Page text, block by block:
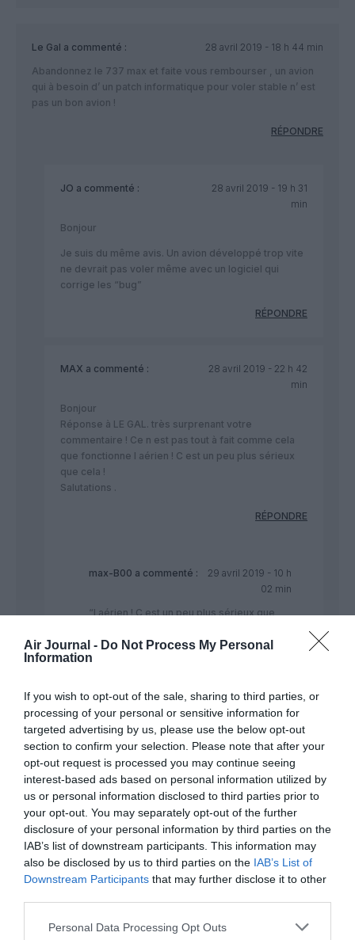
Air Journal - Do Not Process My Personal
Information
If you wish to opt-out of the sale, sharing to third parties, or
processing of your personal or sensitive information for
targeted advertising by us, please use the below opt-out
section to confirm your selection. Please note that after your
opt-out request is processed you may continue seeing
interest-based ads based on personal information utilized by
us or personal information disclosed to third parties prior to
your opt-out. You may separately opt-out of the further
disclosure of your personal information by third parties on the
IAB’s list of downstream participants. This information may
also be disclosed by us to third parties on the IAB’s List of
Downstream Participants that may further disclose it to other
Personal Data Processing Opt Outs
Le Gal a commenté :
28 avril 2019 - 18 h 44 min
Abandonnez le 737 max et faite vous rembourser , un avion
qui à besoin d’ un patch informatique pour voler stable n’ est
pas un bon avion !
RÉPONDRE
JO a commenté :
28 avril 2019 - 19 h 31
min
Bonjour
Je suis du même avis. Un avion développé trop vite
ne devrait pas voler même avec un logiciel qui
corrige les “bug”
RÉPONDRE
MAX a commenté :
28 avril 2019 - 22 h 42
min
Bonjour
Réponse à LE GAL. très surprenant votre
commentaire ! Ce n est pas tout à fait comme cela
que fonctionne l aérien ! C est un peu plus sérieux
que cela !
Salutations .
RÉPONDRE
max-B00 a commenté :
29 avril 2019 - 10 h
02 min
“l aérien ! C est un peu plus sérieux que
la preuve! admirez le sérieux de boeing
dans cette affaire,et ce depuis le début…
RÉPONDRE
GVA1112a commenté :
28 avril 2019 - 21 h 34 min
Selon certains papiers, donc à vérifier les sources, …des
mesures drastiques avaient été envisagées en 2018, lorsque
des agents US de la FAA, avaient appris que Boeing avait
désactivé un signal d’alerte car cela était optionnel et payant
!!. Lion Air n’avait pas acheté cette option !!
Une partie des Boeing 737 MAX avait failli être clouée au sol
relations ambiguës entre FAA et Boeing, la FAA n’avait pas